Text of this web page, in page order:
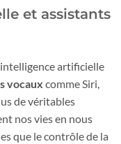
et assistants
artificielle
vocaux comme Siri,
de véritables
nos vies en nous
que le contrôle de la